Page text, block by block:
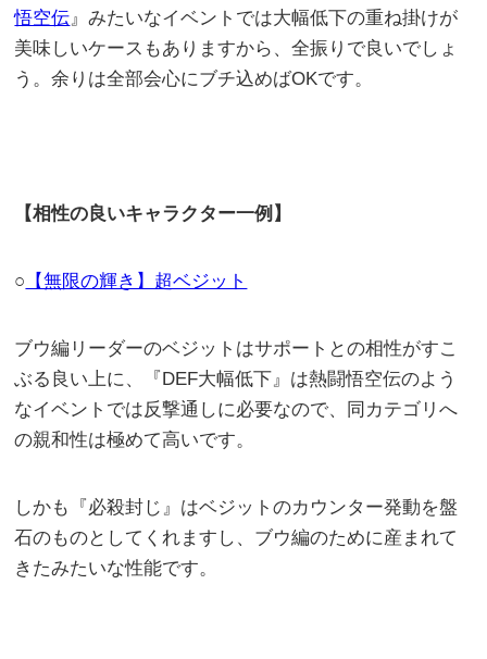
悟空伝 』みたいなイベントでは大幅低下の重ね掛けが
美味しいケースもありますから、全振りで良いでしょ
う。余りは全部会心にブチ込めばOKです。
【相性の良いキャラクター一例】
○ 【無限の輝き】超ベジット
ブウ編リーダーのベジットはサポートとの相性がすこ
ぶる良い上に、『DEF大幅低下』は熱闘悟空伝のよう
なイベントでは反撃通しに必要なので、同カテゴリへ
の親和性は極めて高いです。
しかも『必殺封じ』はベジットのカウンター発動を盤
石のものとしてくれますし、ブウ編のために産まれて
きたみたいな性能です。